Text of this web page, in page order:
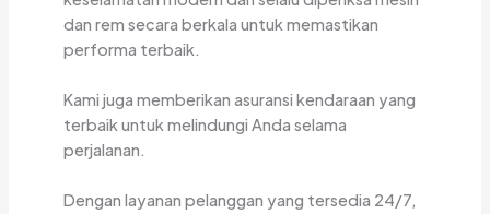
dan rem secara berkala untuk memastikan
performa terbaik.
Kami juga memberikan asuransi kendaraan yang
terbaik untuk melindungi Anda selama
perjalanan.
Dengan layanan pelanggan yang tersedia 24/7,